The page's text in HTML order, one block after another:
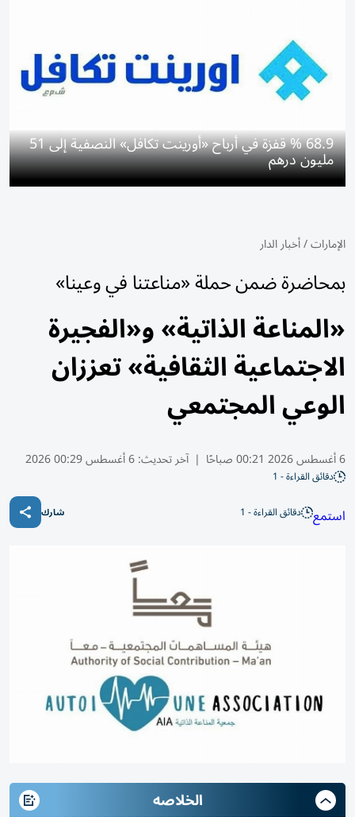
68.9 % قفزة في أرباح «أورينت تكافل» النصفية إلى 51
مليون درهم
الإمارات/أخبار الدار
بمحاضرة ضمن حملة «مناعتنا في وعينا»
«المناعة الذاتية» و«الفجيرة
الاجتماعية الثقافية» تعززان
الوعي المجتمعي
6 أغسطس 2026 00:21 صباحًا | آخر تحديث:6 أغسطس 00:29 2026
دقائق القراءة - 1
استمع دقائق القراءة - 1 شارك
الخلاصه